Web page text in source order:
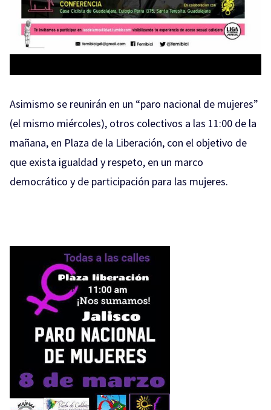
Asimismo se reunirán en un “paro nacional de mujeres”
(el mismo miércoles), otros colectivos a las 11:00 de la
mañana, en Plaza de la Liberación, con el objetivo de
que exista igualdad y respeto, en un marco
democrático y de participación para las mujeres.